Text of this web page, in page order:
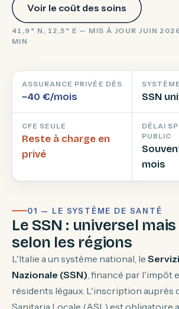
Voir le coût des soins
41,9° N, 12,5° E — MIS À JOUR JUIN
MIN
ASSURANCE PRIVÉE DÈS
~40 €/mois SSN
CFE SEULE
Reste à charge en
privé
DÉLAI
PUBLIC
mois
01 — LE SYSTÈME DE SANTÉ
Le SSN : universel
selon les régions
L'Italie a un système national, le
Nazionale (SSN), financé par l'impôt
résidents légaux. L'inscription auprès
Sanitaria Locale (ASL) est obligatoire